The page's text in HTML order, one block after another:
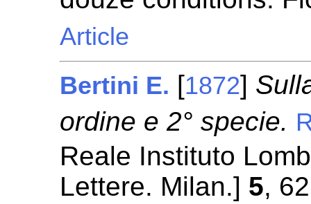
Article
Bertini E. [1872]
ordine e 2° specie.
Reale Instituto
Lettere. Milan.] 5,